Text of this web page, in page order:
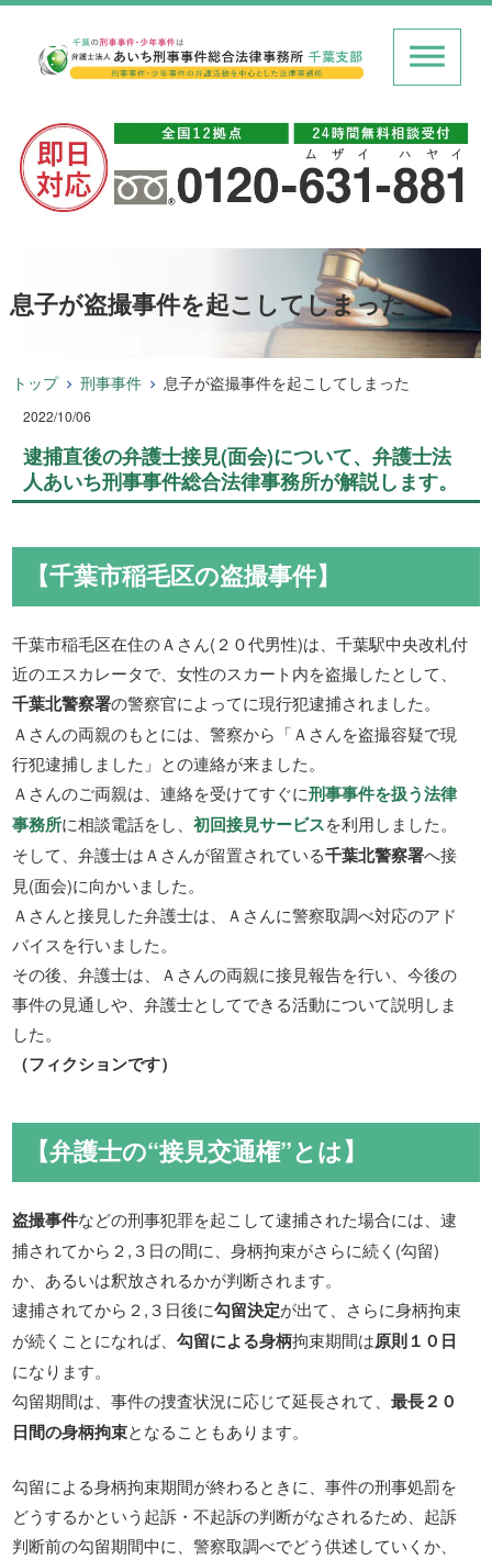
息子が盗撮事件を起こしてしまった
トップ 刑事事件 息子が盗撮事件を起こしてしまった
2022/10/06
逮捕直後の弁護士接見(面会)について、弁護士法
人あいち刑事事件総合法律事務所が解説します。
【千葉市稲毛区の盗撮事件】
千葉市稲毛区在住のＡさん(２０代男性)は、千葉駅中央改札付
近のエスカレータで、女性のスカート内を盗撮したとして、
千葉北警察署の警察官によってに現行犯逮捕されました。
Ａさんの両親のもとには、警察から「Ａさんを盗撮容疑で現
行犯逮捕しました」との連絡が来ました。
Ａさんのご両親は、連絡を受けてすぐに刑事事件を扱う法律
事務所に相談電話をし、初回接見サービスを利用しました。
そして、弁護士はＡさんが留置されている千葉北警察署へ接
見(面会)に向かいました。
Ａさんと接見した弁護士は、Ａさんに警察取調べ対応のアド
バイスを行いました。
その後、弁護士は、Ａさんの両親に接見報告を行い、今後の
事件の見通しや、弁護士としてできる活動について説明しま
した。
（フィクションです）
【弁護士の“接見交通権”とは】
盗撮事件などの刑事犯罪を起こして逮捕された場合には、逮
捕されてから２,３日の間に、身柄拘束がさらに続く(勾留)
か、あるいは釈放されるかが判断されます。
逮捕されてから２,３日後に勾留決定が出て、さらに身柄拘束
が続くことになれば、勾留による身柄拘束期間は原則１０日
になります。
勾留期間は、事件の捜査状況に応じて延長されて、最長２０
日間の身柄拘束となることもあります。
勾留による身柄拘束期間が終わるときに、事件の刑事処罰を
どうするかという起訴・不起訴の判断がなされるため、起訴
判断前の勾留期間中に、警察取調べでどう供述していくか、